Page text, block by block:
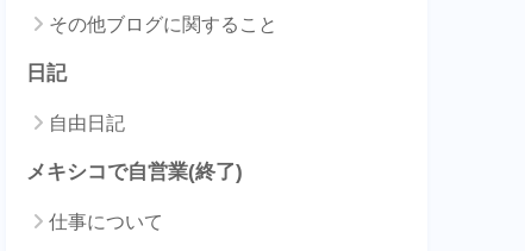
その他ブログに関すること
日記
自由日記
メキシコで自営業(終了)
仕事について